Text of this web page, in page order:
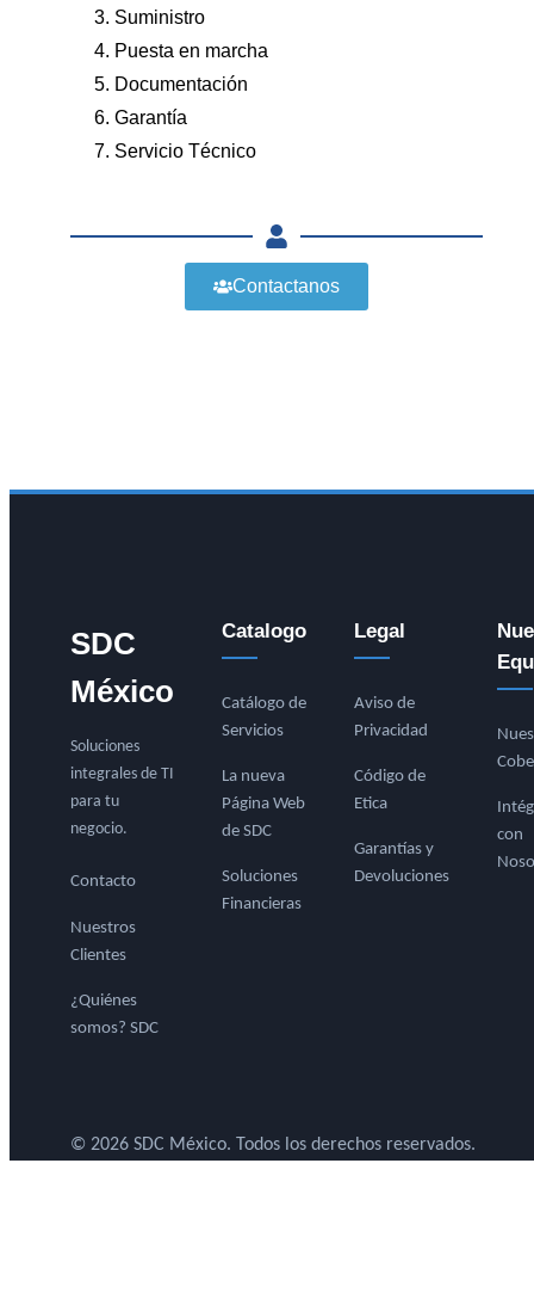
3. Suministro
4. Puesta en marcha
5. Documentación
6. Garantía
7. Servicio Técnico
Contactanos
SDC
México
Soluciones
integrales de TI
para tu
negocio.
Contacto
Nuestros
Clientes
¿Quiénes
somos? SDC
Catalogo
Catálogo de
Servicios
La nueva
Página Web
de SDC
Soluciones
Financieras
Legal
Aviso de
Privacidad
Código de
Etica
Garantías y
Devoluciones
con
© 2026 SDC México. Todos los derechos reservados.